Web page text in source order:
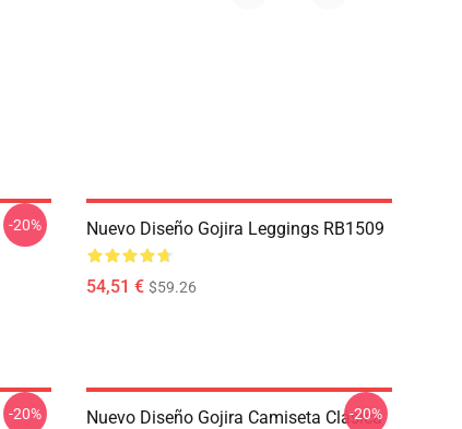
-20% Nuevo Diseño Gojira Leggings RB1509
54,51 € $59.26
-20%
Nuevo Diseño Gojira Camiseta Clásica
-20%